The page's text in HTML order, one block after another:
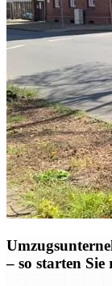
– so starten